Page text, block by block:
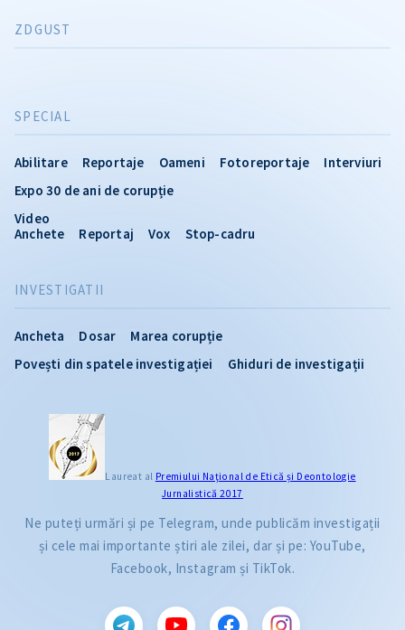
INVESTIGATII
Ancheta Dosar
Marea corupție
Povești din spatele investigației
Ghiduri de investigații
SPECIAL
Abilitare Reportaje Oameni Fotoreportaje
Interviuri
Expo 30 de ani de corupție
Video
Anchete
Reportaj Vox Stop-cadru
ZDGUST
Laureat al Premiului Naţional de Etică și Deontologie
Jurnalistică 2017
Ne puteți urmări și pe Telegram, unde publicăm investigații
și cele mai importante știri ale zilei, dar și pe: YouTube,
Facebook, Instagram și TikTok.